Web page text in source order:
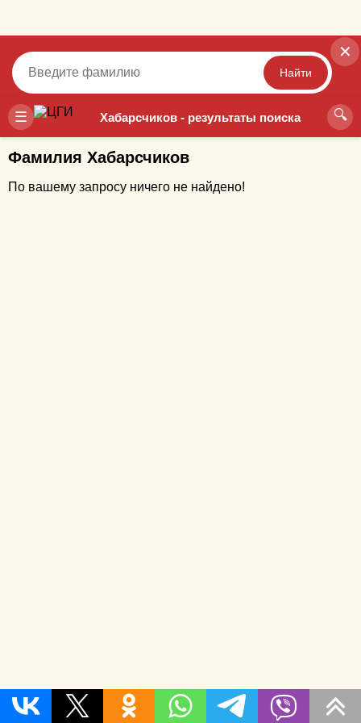
☰ Хабарсчиков - результаты поиска 🔍
✕
Найти
Точный Неточный
Фамилия Хабарсчиков
По вашему запросу ничего не найдено!